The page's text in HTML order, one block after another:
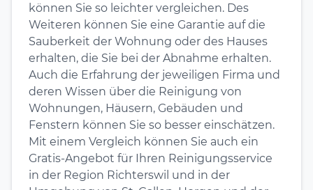
können Sie so leichter vergleichen. Des
Weiteren können Sie eine Garantie auf die
Sauberkeit der Wohnung oder des Hauses
erhalten, die Sie bei der Abnahme erhalten.
Auch die Erfahrung der jeweiligen Firma und
deren Wissen über die Reinigung von
Wohnungen, Häusern, Gebäuden und
Fenstern können Sie so besser einschätzen.
Mit einem Vergleich können Sie auch ein
Gratis-Angebot für Ihren Reinigungsservice
in der Region Richterswil und in der